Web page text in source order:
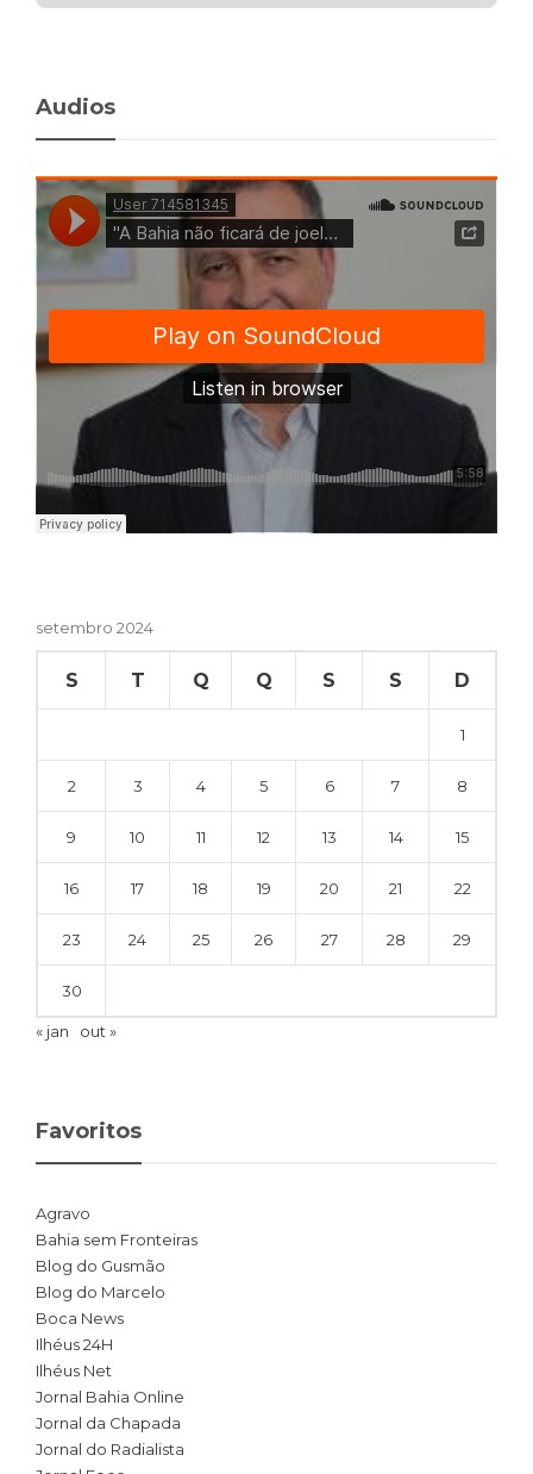
Audios
setembro 2024
S T Q Q S S D
1
2 3 4 5 6 7 8
9 10 11 12 13 14 15
16 17 18 19 20 21 22
23 24 25 26 27 28 29
30
« jan out »
Favoritos
Agravo
Bahia sem Fronteiras
Blog do Gusmão
Blog do Marcelo
Boca News
Ilhéus 24H
Ilhéus Net
Jornal Bahia Online
Jornal da Chapada
Jornal do Radialista